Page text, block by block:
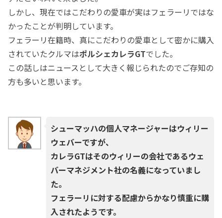
しかし、現在ではこだわりの愛車が実はフェラーリではな
かったことが判明しています。
フェラーリ在籍時、真にこだわりの愛車として密かに購入
されていたクルマはポルシェカレラGTでした。
この話しはニュースとして大きく報じられたのでご存知の
方も多いと思います。
シューマッハの個人マネージャーはウィリー
ウェバーですが、
カレラGTはそのウィリーの会社であるウェ
バーマネジメント社の名義になっていまし
た。
フェラーリに対する配慮からかなり慎重に購
入されたようです。